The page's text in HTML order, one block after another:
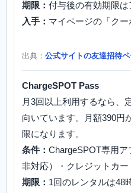
期限： 付与後の有効期限
入手： マイページの「ク
出典： 公式サイトの友達招待
ChargeSPOT Pass
月3回以上利用するなら、
向いています。月額390円
限になります。
条件： ChargeSPOT専用
非対応）・クレジットカー
期限： 1回のレンタルは48